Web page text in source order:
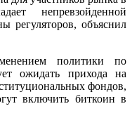
непревзойденной
регуляторов, объяснил
политики по
ожидать прихода на
фондов,
включить биткоин в